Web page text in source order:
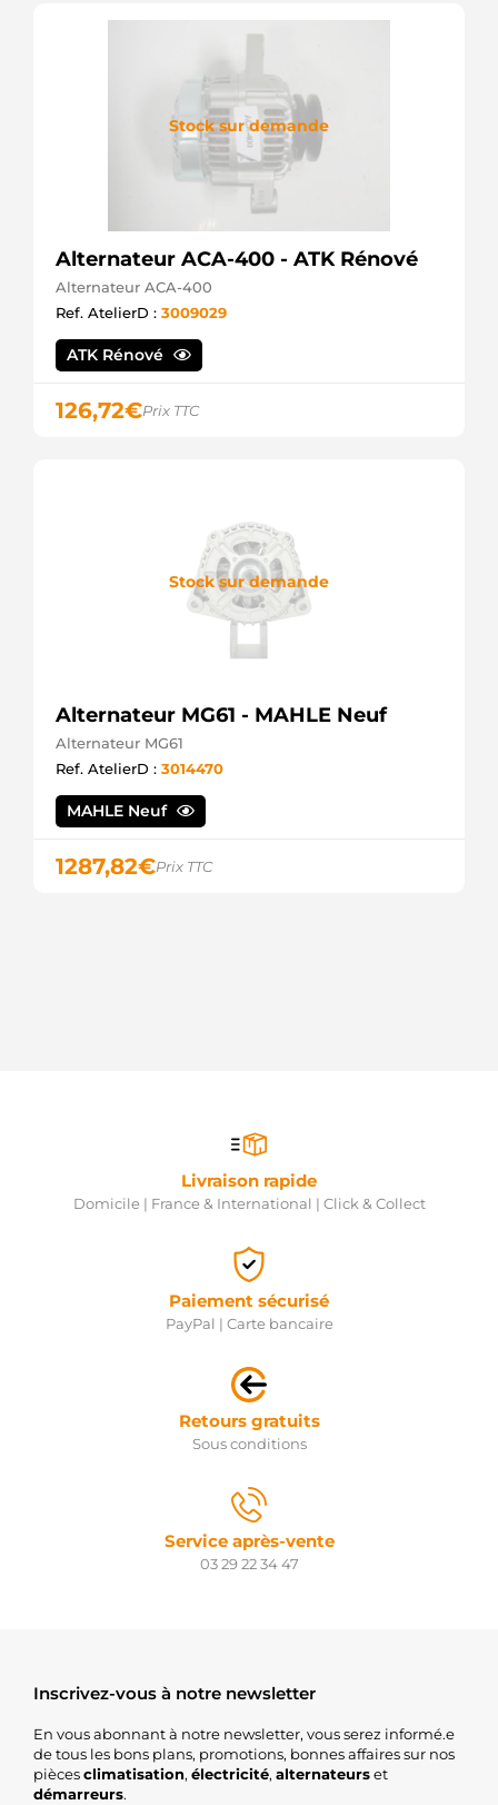
Stock sur demande
Alternateur ACA-400 - ATK Rénové
Alternateur ACA-400
Ref. AtelierD : 3009029
ATK Rénové
126,72€Prix TTC
Stock sur demande
Alternateur MG61 - MAHLE Neuf
Alternateur MG61
Ref. AtelierD : 3014470
MAHLE Neuf
1287,82€Prix TTC
Livraison rapide
Domicile | France & International | Click & Collect
Paiement sécurisé
PayPal | Carte bancaire
Retours gratuits
Sous conditions
Service après-vente
03 29 22 34 47
Inscrivez-vous à notre newsletter
En vous abonnant à notre newsletter, vous serez informé.e
de tous les bons plans, promotions, bonnes affaires sur nos
piècesclimatisation, électricité, alternateurset
démarreurs.